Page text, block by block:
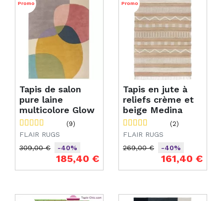
Tapis de salon
pure laine
multicolore Glow
(9)
FLAIR RUGS
Prix de base
309,00 €
-40%
185,40 €
Promo
Tapis en jute à
reliefs crème et
beige Medina
(2)
FLAIR RUGS
Prix de base
269,00 €
-40%
161,40 €
Promo